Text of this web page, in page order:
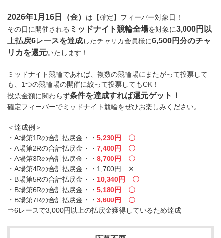
2026年1月16日（金） は【確定】フィーバー対象日！
その日に開催される ミッドナイト競輪全場を対象に3,000円以
上払戻6レースを達成したチャリカ会員様に6,500円分のチャ
リカを還元いたします！
ミッドナイト競輪であれば、複数の競輪場にまたがって投票して
も、1つの競輪場の開催に絞って投票してもOK！
投票金額に関わらず条件を達成すれば還元ゲット！
確定フィーバーでミッドナイト競輪をぜひお楽しみください。
＜達成例＞
・A場第1Rの合計払戻金・・ 5,230円 〇
・A場第2Rの合計払戻金・・ 7,400円 〇
・A場第3Rの合計払戻金・・ 8,700円 〇
・A場第4Rの合計払戻金・・1,700円 ✕
・B場第5Rの合計払戻金・・ 10,340円 〇
・B場第6Rの合計払戻金・・ 5,180円 〇
・B場第7Rの合計払戻金・・ 3,600円 〇
⇒6レースで3,000円以上の払戻金獲得しているため達成